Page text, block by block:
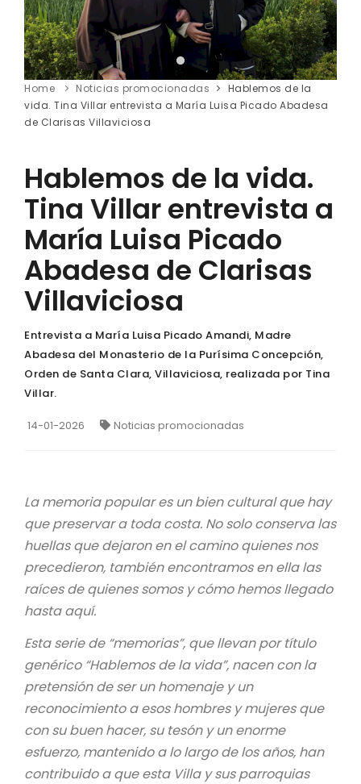
Home Noticias promocionadas
Hablemos de la
vida. Tina Villar entrevista a María Luisa Picado Abadesa
de Clarisas Villaviciosa
Hablemos de la vida.
Tina Villar entrevista a
María Luisa Picado
Abadesa de Clarisas
Villaviciosa
Entrevista a María Luisa Picado Amandi, Madre
Abadesa del Monasterio de la Purísima Concepción,
Orden de Santa Clara, Villaviciosa, realizada por Tina
Villar.
14-01-2026 Noticias promocionadas
La memoria popular es un bien cultural que hay
que preservar a toda costa. No solo conserva las
huellas que dejaron en el camino quienes nos
precedieron, también encontramos en ella las
raíces de quienes somos y cómo hemos llegado
hasta aquí.
Esta serie de “memorias”, que llevan por título
genérico “Hablemos de la vida”, nacen con la
pretensión de ser un homenaje y un
reconocimiento a esos hombres y mujeres que
con su buen hacer, su tesón y un enorme
esfuerzo, mantenido a lo largo de los años, han
contribuido a que esta Villa y sus parroquias